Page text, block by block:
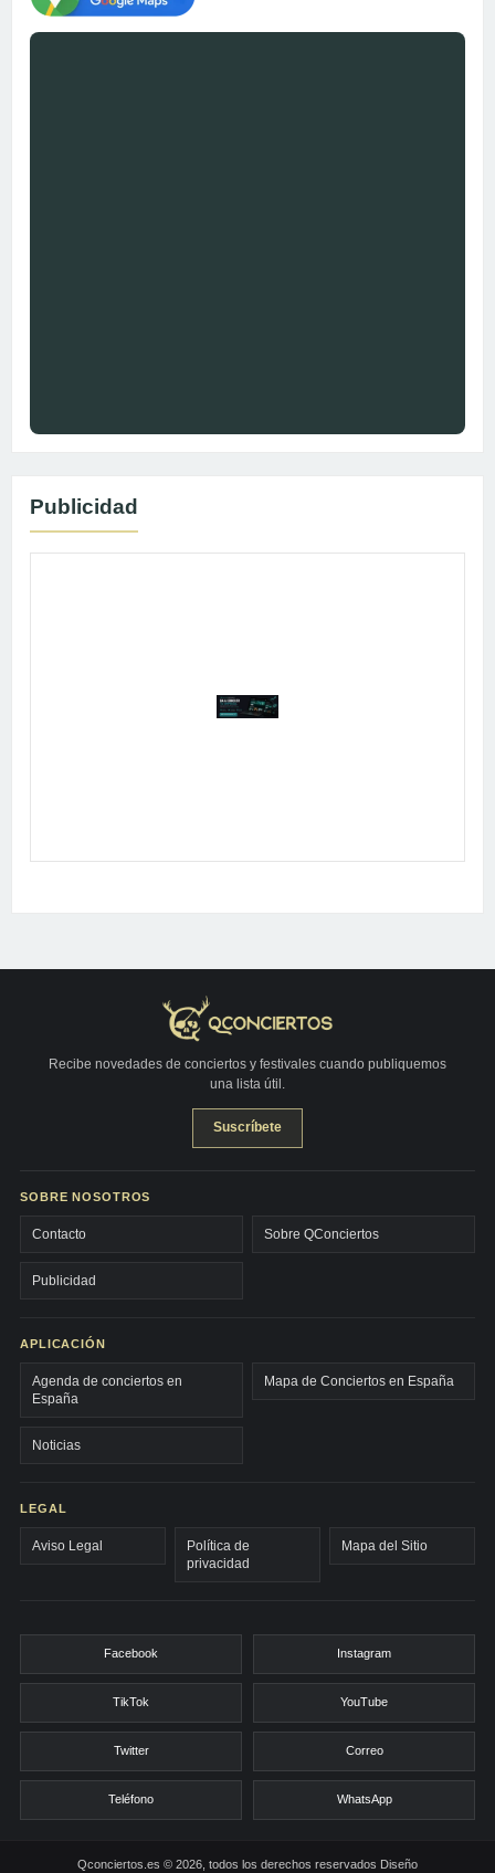
Publicidad
Publicidad
Recibe novedades de conciertos y festivales cuando publiquemos
una lista útil.
Suscríbete
SOBRE NOSOTROS
Contacto Sobre QConciertos
Publicidad
APLICACIÓN
Agenda de conciertos en
España
Mapa de Conciertos en España
Noticias
LEGAL
Aviso Legal
Política de
privacidad
Mapa del Sitio
Facebook Instagram
TikTok YouTube
Twitter Correo
Teléfono WhatsApp
Qconciertos.es © 2026, todos los derechos reservados Diseño